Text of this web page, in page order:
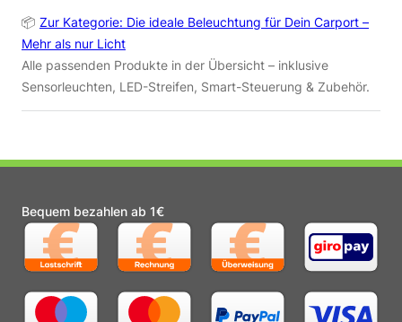
📦 Zur Kategorie: Die ideale Beleuchtung für Dein Carport –
Mehr als nur Licht
Alle passenden Produkte in der Übersicht – inklusive
Sensorleuchten, LED-Streifen, Smart-Steuerung & Zubehör.
Bequem bezahlen ab 1€